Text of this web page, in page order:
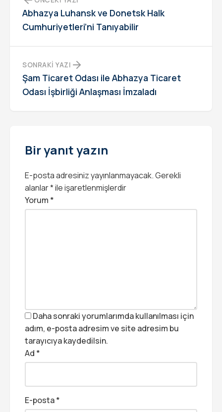
Abhazya Luhansk ve Donetsk Halk
Cumhuriyetleri’ni Tanıyabilir
SONRAKI YAZI
Şam Ticaret Odası ile Abhazya Ticaret
Odası İşbirliği Anlaşması İmzaladı
Bir yanıt yazın
E-posta adresiniz yayınlanmayacak.Gerekli
alanlar*ile işaretlenmişlerdir
Yorum *
Daha sonraki yorumlarımda kullanılması için
adım, e-posta adresim ve site adresim bu
tarayıcıya kaydedilsin.
Ad *
E-posta*